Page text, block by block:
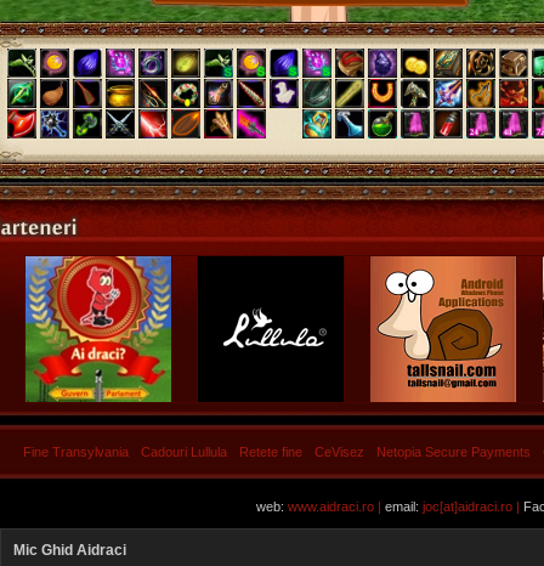
Fine Transylvania Cadouri Lullula Retete fine CeVisez Netopia Secure Payments
web: www.aidraci.ro | email: joc[at]aidraci.ro |
Mic Ghid Aidraci